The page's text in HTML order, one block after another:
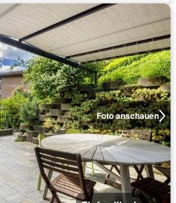
Foto anschauen